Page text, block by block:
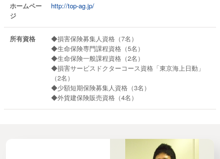
ホームペー
ジ
http://top-ag.jp/
所有資格
◆損害保険募集人資格（7名）
◆生命保険専門課程資格（5名）
◆生命保険一般課程資格（2名）
◆損害サービスドクターコース資格「東京海上日動」
（2名）
◆少額短期保険募集人資格（3名）
◆外貨建保険販売資格（4名）